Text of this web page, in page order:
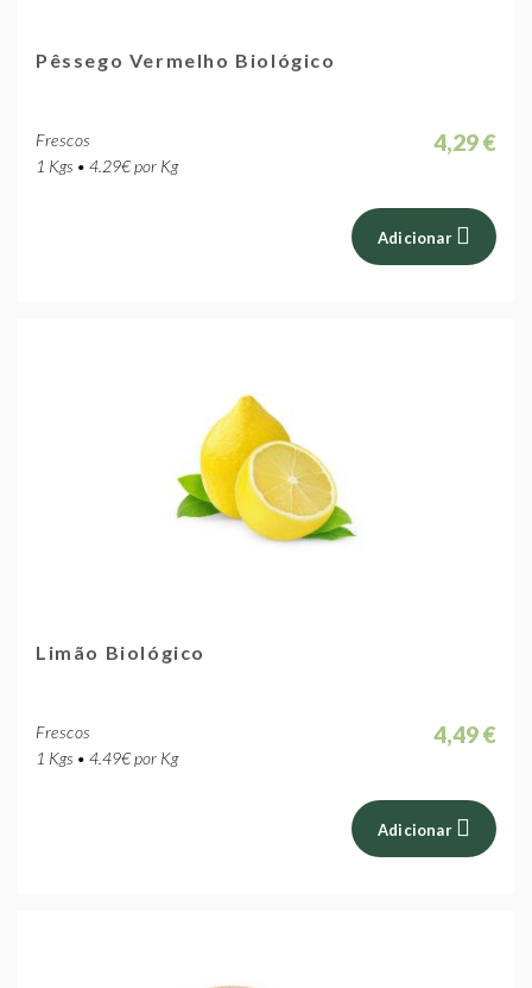
Pêssego Vermelho Biológico
Frescos
1 Kgs • 4.29€ por Kg
4,29 €
Adicionar
Limão Biológico
Frescos
1 Kgs • 4.49€ por Kg
4,49 €
Adicionar